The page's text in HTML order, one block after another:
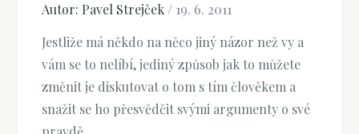
Autor: Pavel Strejček / 19. 6. 2011
Jestliže má někdo na něco jiný názor než vy a
vám se to nelíbí, jediný způsob jak to můžete
změnit je diskutovat o tom s tím člověkem a
snažit se ho přesvědčit svými argumenty o své